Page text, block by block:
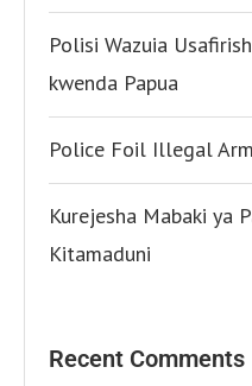
Polisi Wazuia
kwenda Papua
Police Foil Illegal
Kurejesha Mabaki ya
Kitamaduni
Recent Comments